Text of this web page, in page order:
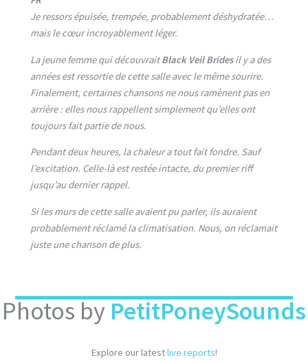
Je ressors épuisée, trempée, probablement déshydratée…
mais le cœur incroyablement léger.
La jeune femme qui découvraitBlack Veil Bridesil y a des
années est ressortie de cette salle avec le même sourire.
Finalement, certaines chansons ne nous ramènent pas en
arrière : elles nous rappellent simplement qu’elles ont
toujours fait partie de nous.
Pendant deux heures, la chaleur a tout fait fondre. Sauf
l’excitation. Celle-là est restée intacte, du premier riff
jusqu’au dernier rappel.
Si les murs de cette salle avaient pu parler, ils auraient
probablement réclamé la climatisation. Nous, on réclamait
juste une chanson de plus.
Photos by PetitPoneySounds
Explore our latestlive reports!